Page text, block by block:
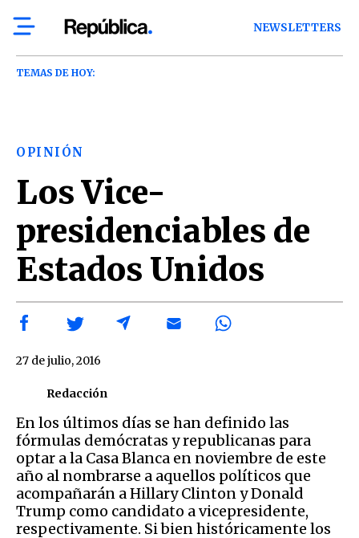
NEWSLETTERS
TEMAS DE HOY:
OPINIÓN
Los Vice-
presidenciables de
Estados Unidos
Redacción
27 de julio, 2016
En los últimos días se han definido las
fórmulas demócratas y republicanas para
optar a la Casa Blanca en noviembre de este
año al nombrarse a aquellos políticos que
acompañarán a Hillary Clinton y Donald
Trump como candidato a vicepresidente,
respectivamente. Si bien históricamente los